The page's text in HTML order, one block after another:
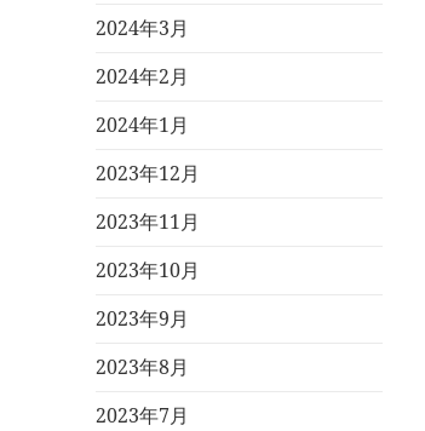
2024年3月
2024年2月
2024年1月
2023年12月
2023年11月
2023年10月
2023年9月
2023年8月
2023年7月